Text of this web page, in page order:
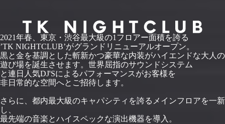
2021年春、東京・渋谷最大級の1フロアー面積を誇る
’TK NIGHTCLUB’がグランドリニューアルオープン。
黒と金を基調とした斬新かつ豪華な内装がハイエンドな大人の
遊び場を誕生させます。世界屈指のサウンドシステム
と連日人気DJ'Sによるパフォーマンスがお客様を
非日常的な空間へとご招待します。
さらに、都内最大級のキャパシティを誇るメインフロアを一新
し、
最先端の音楽とハイスペックな演出機器を導入。